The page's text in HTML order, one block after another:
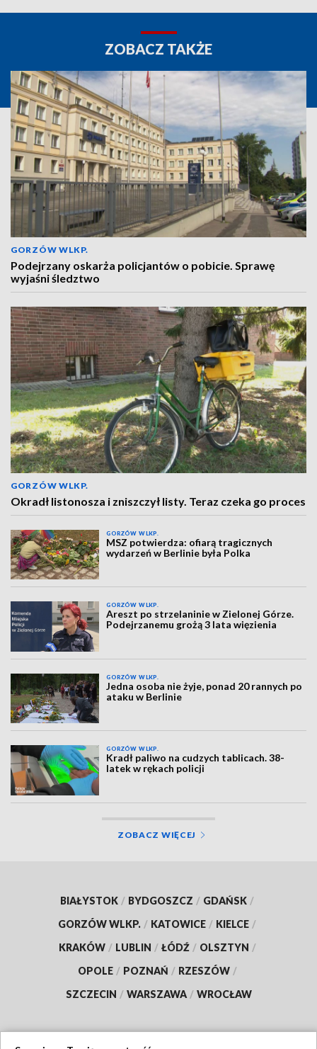
ZOBACZ TAKŻE
GORZÓW WLKP.
Podejrzany oskarża policjantów o pobicie. Sprawę
wyjaśni śledztwo
GORZÓW WLKP.
Okradł listonosza i zniszczył listy. Teraz czeka go proces
GORZÓW WLKP.
MSZ potwierdza: ofiarą tragicznych
wydarzeń w Berlinie była Polka
GORZÓW WLKP.
Areszt po strzelaninie w Zielonej Górze.
Podejrzanemu grożą 3 lata więzienia
GORZÓW WLKP.
Jedna osoba nie żyje, ponad 20 rannych po
ataku w Berlinie
GORZÓW WLKP.
Kradł paliwo na cudzych tablicach. 38-
latek w rękach policji
ZOBACZ WIĘCEJ
BIAŁYSTOK / BYDGOSZCZ / GDAŃSK /
GORZÓW WLKP. / KATOWICE / KIELCE /
KRAKÓW / LUBLIN / ŁÓDŹ / OLSZTYN /
OPOLE / POZNAŃ / RZESZÓW /
SZCZECIN / WARSZAWA / WROCŁAW